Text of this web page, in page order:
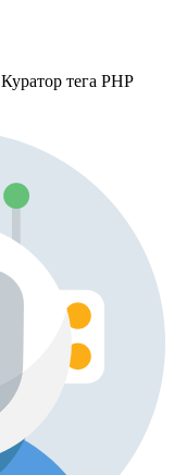
Куратор тега PHP